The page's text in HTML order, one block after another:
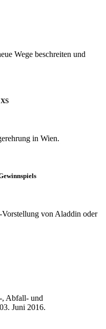
Wege beschreiten und
in Wien.
von Aladdin oder
, Abfall- und
Juni 2016.